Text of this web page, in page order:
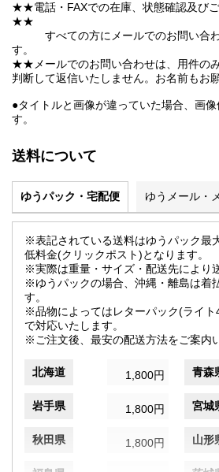
★★電話・FAXでの在庫、状態確認及びご
★★
すべての方にメールでのお問い合わ
す。
★★メールでのお問い合わせは、用件の
判断して返信いたしません。お名前も
●タイトルと画像が違っていた場合、画
す。
送料について
ゆうパック・宅配便 ゆうメール・
※表記されている送料はゆうパック最
低料金(クリックポスト)となります。
※実際は重量・サイズ・配送先により
※ゆうパックの場合、沖縄・離島は着
す。
※品物によってはレターパック(ライ
で対応いたします。
※ご注文後、最安の配送方法をご案内
北海道 1,800円 青森
岩手県 1,800円 宮城
秋田県 1,800円 山形